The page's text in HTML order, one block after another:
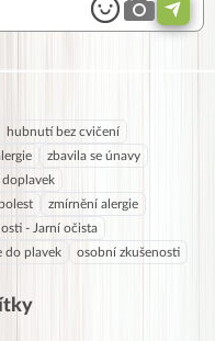
hubnutí bez cvičení
zbavila se únavy
zmírnění alergie
- Jarní očista
do plavek osobní zkušenosti